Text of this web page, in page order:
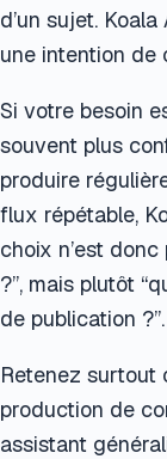
d’un sujet.
une intention de
Si votre besoin
souvent plus
produire
flux répétable,
choix n’est
?”, mais plutôt
de publication ?”.
Retenez surtout
production de
assistant